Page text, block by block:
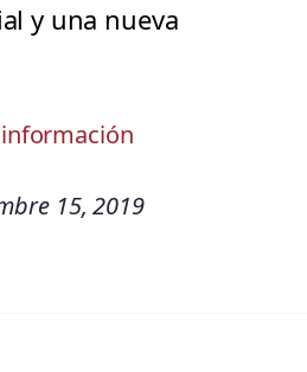
y una nueva
15, 2019